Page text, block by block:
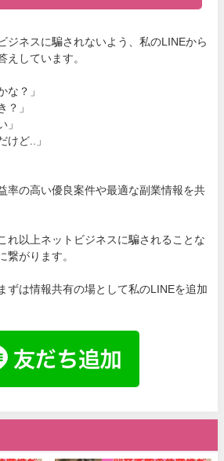
ジネスに騙されないよう、私のLINEから
えしています。
な？」
？」
」
けど..」
率の高い優良案件や最適な副業情報を共
れ以上ネットビジネスに騙されることな
繋がります。
ずは情報共有の場として私のLINEを追加